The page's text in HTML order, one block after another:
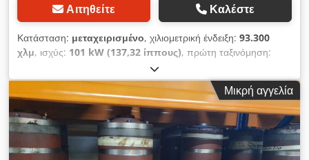
Αιτηθείτε Καλέστε
Κατάσταση: μεταχειρισμένο, χιλιομετρική ένδειξη: 93.300
χλμ, ισχύς: 101 kW (137,32 ίππους), πρώτη ταξινόμηση:
ντίζελ
μέγιστο βάρος φόρτωσης:2.360 κιλ, συνολικό βάρος:7.490
κιλ, διάταξη αξόνων:4x2, μεταξόνιο:3.200 χιλ. , φρένα:
φρενάρισμα κινητήρα, χρώμα:ασημί, καμπίνα οδηγού:
ημερήσια καμπίνα, τύπος μετάδοσης:μηχανικός, κατηγορία
εκπομπών:Euro 4, ανάρτηση:ατσάλι, όγκος χώρου
φόρτωσης:
3 m³ , μήκος χώρου φόρτωσης:3.700 χιλ., πλάτος
Μικρή αγγελία